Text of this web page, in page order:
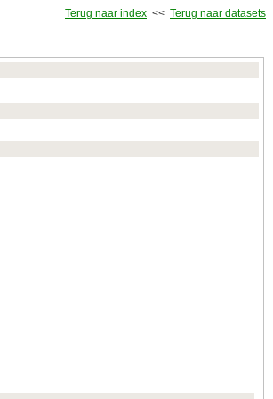
Terug naar index << Terug naar datasets